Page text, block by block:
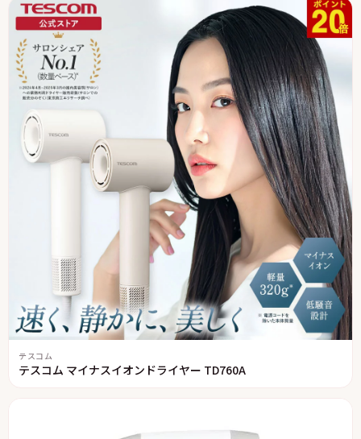
テスコム
テスコム マイナスイオンドライヤー TD760A